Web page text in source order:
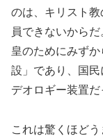
のは、キリスト
員できないから
皇のためにみず
設」であり、国民
デオロギー装置だ
これは驚くほど